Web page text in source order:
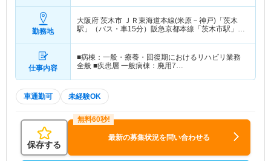
勤務地
大阪府 茨木市 ＪＲ東海道本線(米原－神戸)「茨木
駅」（バス・車15分）阪急京都本線「茨木市駅」
仕事内容
■病棟：一般・療養・回復期におけるリハビリ業務
全般 ■疾患層 一般病棟：廃用7…
車通勤可 未経験OK
保存する
最新の募集状況を問い合わせる